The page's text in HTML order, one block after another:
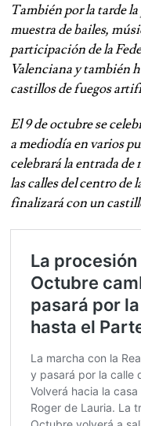
También por la tarde
muestra de bailes,
participación de la
Valenciana y también
castillos de fuegos
El 9 de octubre se
a mediodía en varios
celebrará la entrada
las calles del centro de
finalizará con un